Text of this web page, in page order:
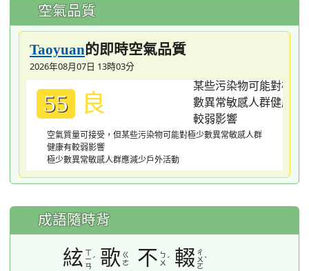
空氣品質
Taoyuan的即時空氣品質
2026年08月07日 13時03分
55 良
空氣質量可接受，但某些污染物可能對極少數異常敏感人群
健康有較弱影響
極少數異常敏感人群應減少戶外活動
成語隨時背
絃 ㄒ
ㄧ
ㄢ
ˊ 歌 ㄍ
ㄜ
不 ㄅ
ㄨ ˊ 輟 ㄔ
ㄨ
ㄛ
ˋ